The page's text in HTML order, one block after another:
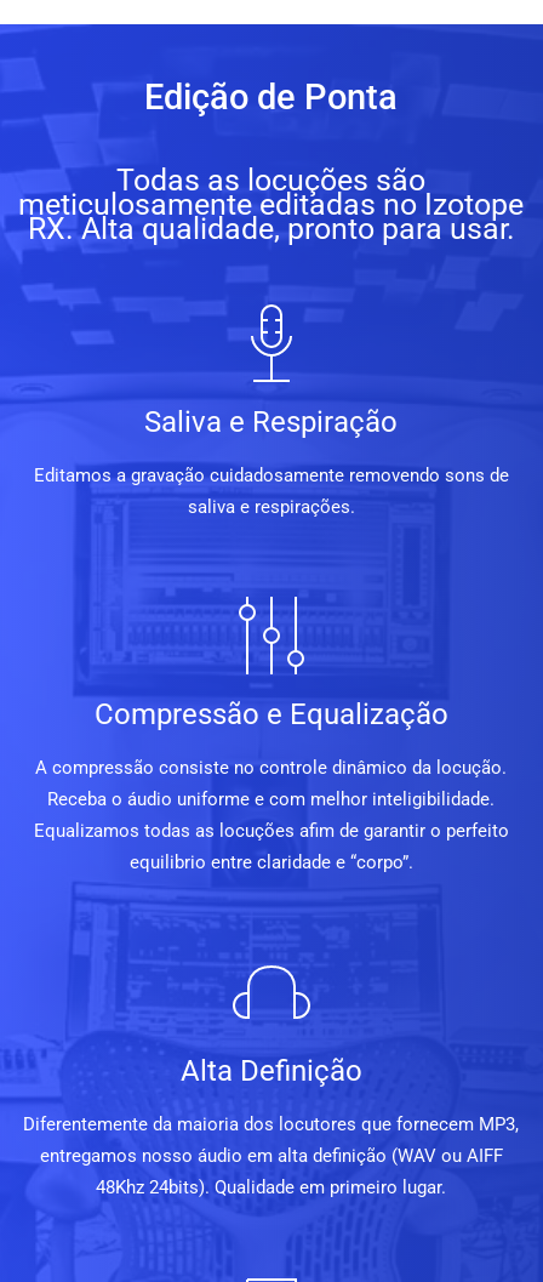
Edição de Ponta
Todas as locuções são
meticulosamente editadas no Izotope
RX. Alta qualidade, pronto para usar.
Saliva e Respiração
Editamos a gravação cuidadosamente removendo sons de
saliva e respirações.
Compressão e Equalização
A compressão consiste no controle dinâmico da locução.
Receba o áudio uniforme e com melhor inteligibilidade.
Equalizamos todas as locuções afim de garantir o perfeito
equilibrio entre claridade e “corpo”.
Alta Definição
Diferentemente da maioria dos locutores que fornecem MP3,
entregamos nosso áudio em alta definição (WAV ou AIFF
48Khz 24bits). Qualidade em primeiro lugar.